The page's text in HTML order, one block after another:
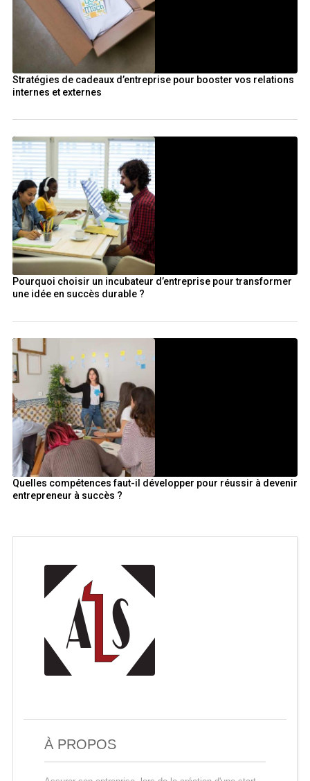
Stratégies de cadeaux d’entreprise pour booster vos relations
internes et externes
Pourquoi choisir un incubateur d’entreprise pour transformer
une idée en succès durable ?
Quelles compétences faut-il développer pour réussir à devenir
entrepreneur à succès ?
À PROPOS